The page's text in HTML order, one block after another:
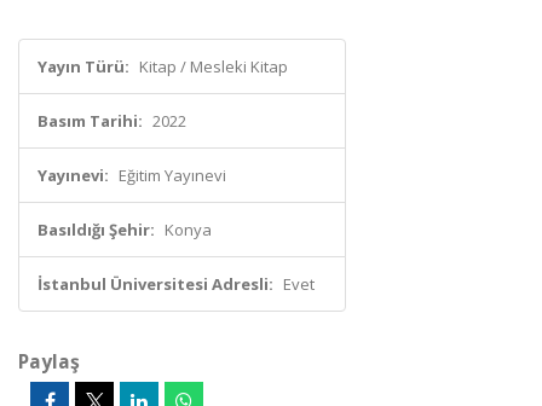
Yayın Türü: Kitap / Mesleki Kitap
Basım Tarihi: 2022
Yayınevi: Eğitim Yayınevi
Basıldığı Şehir: Konya
İstanbul Üniversitesi Adresli: Evet
Paylaş